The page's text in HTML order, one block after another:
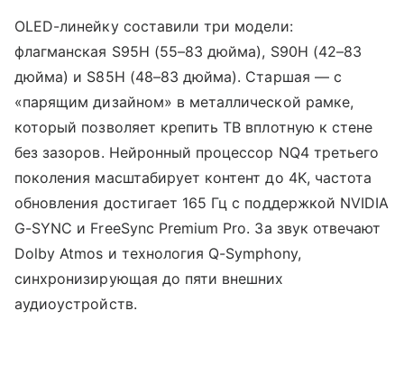
OLED-линейку составили три модели:
флагманская S95H (55–83 дюйма), S90H (42–83
дюйма) и S85H (48–83 дюйма). Старшая — с
«парящим дизайном» в металлической рамке,
который позволяет крепить ТВ вплотную к стене
без зазоров. Нейронный процессор NQ4 третьего
поколения масштабирует контент до 4K, частота
обновления достигает 165 Гц с поддержкой NVIDIA
G-SYNC и FreeSync Premium Pro. За звук отвечают
Dolby Atmos и технология Q-Symphony,
синхронизирующая до пяти внешних
аудиоустройств.